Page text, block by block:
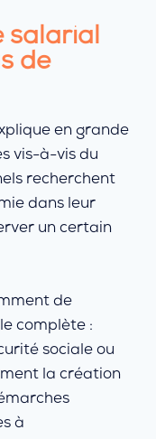
salarial
de
en grande
vis-à-vis du
recherchent
dans leur
un certain
de
complète :
sociale ou
la création
à